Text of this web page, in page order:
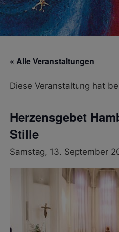
« Alle Veranstaltungen
Diese Veranstaltung hat
Herzensgebet
Stille
Samstag, 13. September